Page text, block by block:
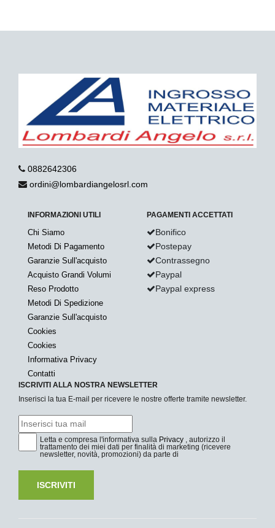
0882642306
ordini@lombardiangelosrl.com
INFORMAZIONI UTILI
Chi Siamo
Metodi Di Pagamento
Garanzie Sull'acquisto
Acquisto Grandi Volumi
Reso Prodotto
Metodi Di Spedizione
Garanzie Sull'acquisto
Cookies
Cookies
Informativa Privacy
Contatti
PAGAMENTI ACCETTATI
Bonifico
Postepay
Contrassegno
Paypal
Paypal express
ISCRIVITI ALLA NOSTRA NEWSLETTER
Inserisci la tua E-mail per ricevere le nostre offerte tramite newsletter.
Letta e compresa l'informativa sulla Privacy , autorizzo il
trattamento dei miei dati per finalità di marketing (ricevere
newsletter, novità, promozioni) da parte di
ISCRIVITI